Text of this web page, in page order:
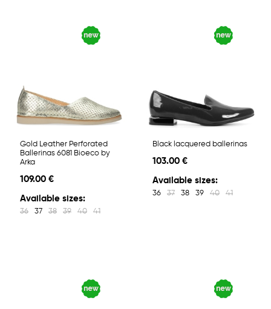
Gold Leather Perforated
Ballerinas 6081 Bioeco by
Arka
109.00 €
Available sizes:
36 37 38 39 40 41
Black lacquered ballerinas
103.00 €
Available sizes:
36 37 38 39 40 41